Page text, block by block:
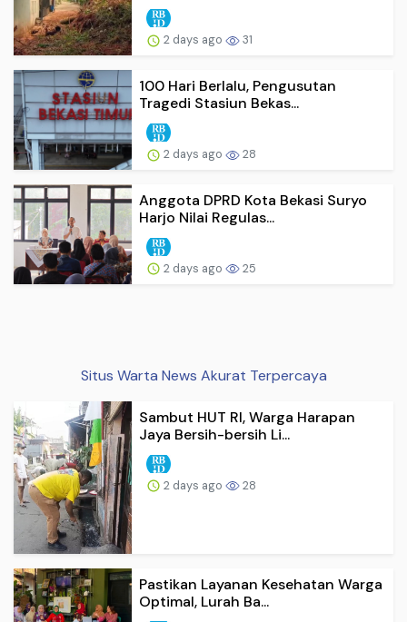
2 days ago 31
100 Hari Berlalu, Pengusutan
Tragedi Stasiun Bekas...
2 days ago 28
Anggota DPRD Kota Bekasi Suryo
Harjo Nilai Regulas...
2 days ago 25
Situs Warta News Akurat Terpercaya
Sambut HUT RI, Warga Harapan
Jaya Bersih-bersih Li...
2 days ago 28
Pastikan Layanan Kesehatan Warga
Optimal, Lurah Ba...